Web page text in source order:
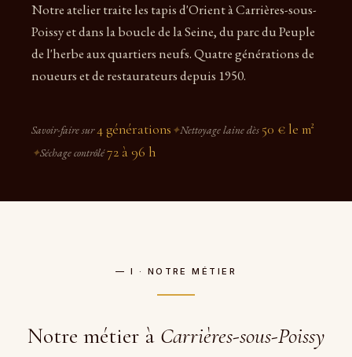
Notre atelier traite les tapis d'Orient à Carrières-sous-
Poissy et dans la boucle de la Seine, du parc du Peuple
de l'herbe aux quartiers neufs. Quatre générations de
noueurs et de restaurateurs depuis 1950.
Savoir-faire sur4 générations ✦Nettoyage laine dès 50 € le m²
✦Séchage contrôlé72 à 96 h
— I · NOTRE MÉTIER
Notre métier à Carrières-sous-Poissy